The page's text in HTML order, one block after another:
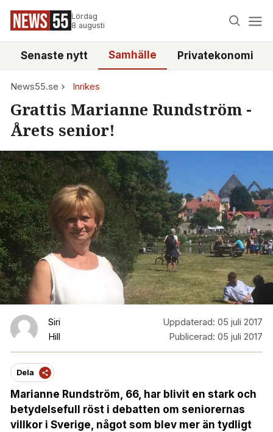
Lördag
8 augusti
Senaste nytt Samhälle Privatekonomi
News55.se Inrikes
Grattis Marianne Rundström -
Årets senior!
Siri
Hill
Uppdaterad: 05 juli 2017
Publicerad: 05 juli 2017
Dela
Marianne Rundström, 66, har blivit en stark och
betydelsefull röst i debatten om seniorernas
villkor i Sverige, något som blev mer än tydligt